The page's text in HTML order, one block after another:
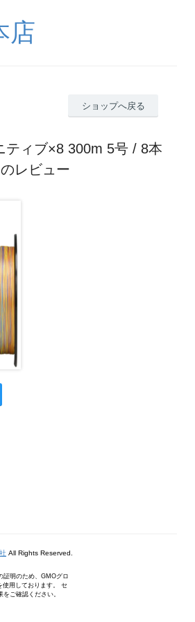
店
ショップへ戻る
ティブ×8 300m 5号 / 8本
レビュー
All Rights Reserved.
証明のため、GMOグロ
使用しております。 セ
ご確認ください。